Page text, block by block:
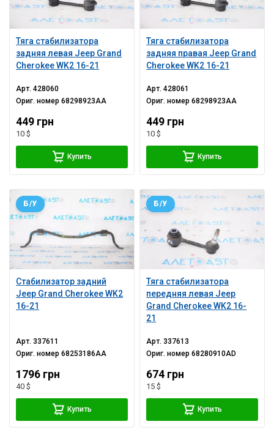
Тяга стабилизатора
задняя левая Jeep Grand
Cherokee WK2 16-21
Арт.428060
Ориг. номер68298923AA
449 грн
10 $
Купить
Тяга стабилизатора
задняя правая Jeep Grand
Cherokee WK2 16-21
Арт.428061
Ориг. номер68298923AA
449 грн
10 $
Купить
Стабилизатор задний
Jeep Grand Cherokee WK2
16-21
Б/У
Арт.337611
Ориг. номер68253186AA
1796 грн
40 $
Купить
Тяга стабилизатора
передняя левая Jeep
Grand Cherokee WK2 16-
21
Б/У
Арт.337613
Ориг. номер68280910AD
674 грн
15 $
Купить